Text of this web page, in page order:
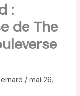
:
de The
/mai 26,